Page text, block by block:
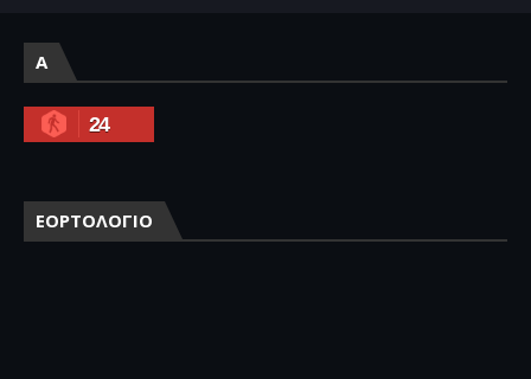
A
24
ΕΟΡΤΟΛΟΓΙΟ